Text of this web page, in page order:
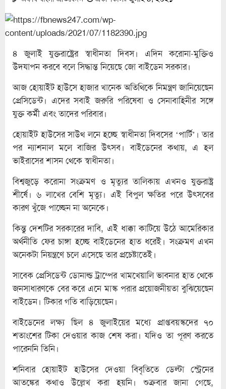
৪ জুলাই যুক্তরাষ্ট্রের স্বাধীনতা দিবস। এদিন করোনা-মুক্তিও
উদযাপন করবে বলে সিদ্ধান্ত নিয়েছে জো বাইডেন সরকার।
আজ হোয়াইট হাউসে হাজার খানেক অতিথিকে নিমন্ত্রণ জানিয়েছেন
প্রেসিডেন্ট। এদের সবাই জরুরি পরিষেবা ও সেনাবাহিনীর সঙ্গে
যুক্ত কর্মী এবং তাদের পরিবার।
হোয়াইট হাউসের সাউথ লনে হচ্ছে স্বাধীনতা দিবসের ‘পার্টি’। তার
পর ন্যাশনাল মলে বাজির উৎসব। বাইডেনের কথায়, এ হল
ভাইরাসের শাসন থেকে স্বাধীনতা।
বিশ্বজুড়ে করোনা সংক্রমণ ও মৃত্যুর তালিকায় এখনও যুক্তরাষ্ট্র
শীর্ষে। ৬ লাখের বেশি মৃত্যু। এই বিপুল ক্ষতির পরে উৎসবের
কারণ খুঁজে পাচ্ছেন না অনেকে।
কিন্তু দেশটির সরকারের দাবি, এই ধাক্কা কাটিয়ে উঠে আমেরিকার
অর্থনীতি ফের চাঙ্গা হচ্ছে বাইডেনের হাত ধরেই। সংক্রমণ এখন
অনেকটা নিয়ন্ত্রণে চলে এসেছে তার প্রচেষ্টাতেই।
সাবেক প্রেসিডেন্ট ডোনাল্ড ট্রাম্পের খামখেয়ালি ভাবনার হাত থেকে
জনসাধারণকে বের করে এনে মাস্ক পরার প্রয়োজনীয়তা বুঝিয়েছেন
বাইডেন। টিকার গতি বাড়িয়েছেন।
বাইডেনের লক্ষ্য ছিল ৪ জুলাইয়ের মধ্যে প্রাপ্তবয়স্কদের ৭০
শতাংশের টিকা দেওয়ার কাজ শেষ করা। যদিও তা পূরণ করতে
পারেননি তিনি।
শনিবার হোয়াইট হাউসের দেওয়া বিবৃতিতে ডেল্টা স্ট্রেনের
আতঙ্কের কথাও উল্লেখ করা হয়নি। শুক্রবার জানা গেছে,